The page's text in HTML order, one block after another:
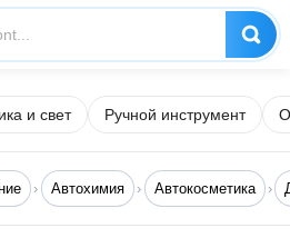
и свет Ручной инструмент
Автохимия Автокосметика